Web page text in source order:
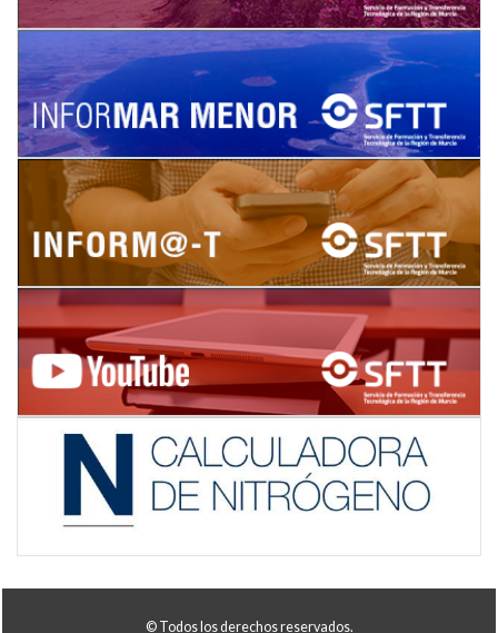
© Todos los derechos reservados.